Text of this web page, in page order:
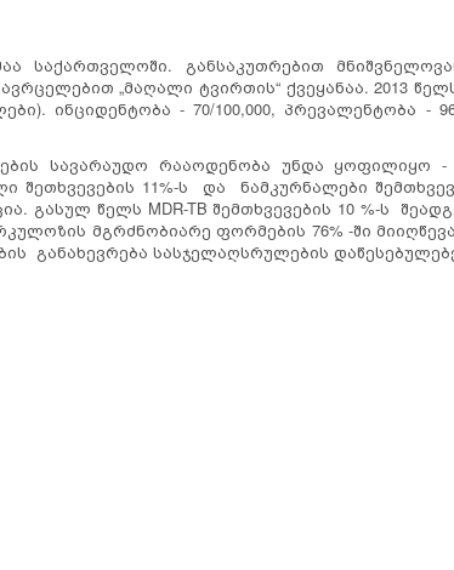
საქართველოში. განსაკუთრებით
„მაღალი ტვირთის“ ქვეყანაა. 2013
ინციდენტობა - 70/100,000, პრევალენტობა -
სავარაუდო რააოდენობა უნდა ყოფილიყო
11%-ს და ნამკურნალები
გასულ წელს MDR-TB შემთხვევების 10 %-ს
მგრძნობიარე ფორმების 76% -ში მიიღწევა
განახევრება სასჯელაღსრულების